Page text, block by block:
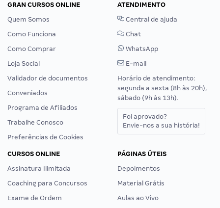
GRAN CURSOS ONLINE
Quem Somos
Como Funciona
Como Comprar
Loja Social
Validador de documentos
Conveniados
Programa de Afiliados
Trabalhe Conosco
Preferências de Cookies
ATENDIMENTO
Central de ajuda
Chat
WhatsApp
E-mail
Horário de atendimento:
segunda a sexta (8h às 20h),
sábado (9h às 13h).
Foi aprovado?
Envie-nos a sua história!
CURSOS ONLINE
Assinatura Ilimitada
Coaching para Concursos
Exame de Ordem
PÁGINAS ÚTEIS
Depoimentos
Material Grátis
Aulas ao Vivo